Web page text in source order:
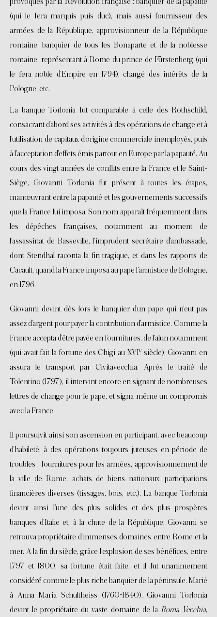
(qui le fera marquis puis duc), mais aussi fournisseur des
armées de la République, approvisionneur de la République
romaine, banquier de tous les Bonaparte et de la noblesse
romaine, représentant à Rome du prince de Fürstenberg (qui
le fera noble d’Empire en 1794), chargé des intérêts de la
Pologne, etc.
La banque Torlonia fut comparable à celle des Rothschild,
consacrant d’abord ses activités à des opérations de change et à
l’utilisation de capitaux d’origine commerciale inemployés, puis
à l’acceptation d’effets émis partout en Europe par la papauté. Au
cours des vingt années de conflits entre la France et le Saint-
Siège, Giovanni Torlonia fut présent à toutes les étapes,
manœuvrant entre la papauté et les gouvernements successifs
que la France lui imposa. Son nom apparaît fréquemment dans
les dépêches françaises, notamment au moment de
l’assassinat de Basseville, l’imprudent secrétaire d’ambassade,
dont Stendhal raconta la fin tragique, et dans les rapports de
Cacault, quand la France imposa au pape l’armistice de Bologne,
en 1796.
Giovanni devint dès lors le banquier d’un pape qui n’eut pas
assez d’argent pour payer la contribution d’armistice. Comme la
France accepta d’être payée en fournitures, de l’alun notamment
(qui avait fait la fortune des Chigi au XVIe siècle), Giovanni en
assura le transport par Civitavecchia. Après le traité de
Tolentino (1797), il intervint encore en signant de nombreuses
lettres de change pour le pape, et signa même un compromis
avec la France.
Il poursuivit ainsi son ascension en participant, avec beaucoup
d’habileté, à des opérations toujours juteuses en période de
troubles : fournitures pour les armées, approvisionnement de
la ville de Rome, achats de biens nationaux, participations
financières diverses (tissages, bois, etc.). La banque Torlonia
devint ainsi l’une des plus solides et des plus prospères
banques d’Italie et, à la chute de la République, Giovanni se
retrouva propriétaire d’immenses domaines entre Rome et la
mer. A la fin du siècle, grâce l’explosion de ses bénéfices, entre
1797 et 1800, sa fortune était faite, et il fut unanimement
considéré comme le plus riche banquier de la péninsule. Marié
à Anna Maria Schultheiss (1760-1840), Giovanni Torlonia
devint le propriétaire du vaste domaine de la Roma Vecchia,